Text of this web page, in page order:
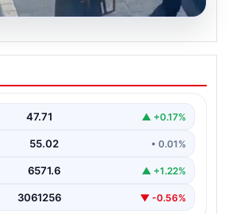
Önünde Park İhlali
Anlara Sahne Oldu
bulunan bir kafede çalışan…
47.71 ▲ +0.17%
55.02 • 0.01%
6571.6 ▲ +1.22%
3061256 ▼ -0.56%